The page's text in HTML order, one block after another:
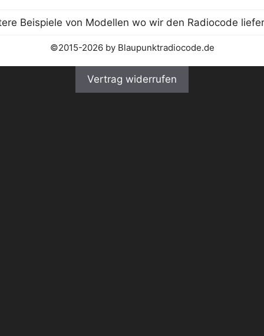
©2015-2026 by Blaupunktradiocode.de
Vertrag widerrufen